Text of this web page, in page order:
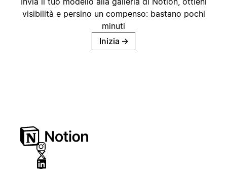
visibilità e persino un compenso: bastano pochi
minuti
Inizia →